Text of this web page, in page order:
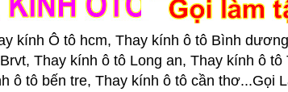
kính Ô tô hcm, Thay kính ô tô Bình
Thay kính ô tô Long an, Thay kính ô
ô tô bến tre, Thay kính ô tô cần thơ...Gọi